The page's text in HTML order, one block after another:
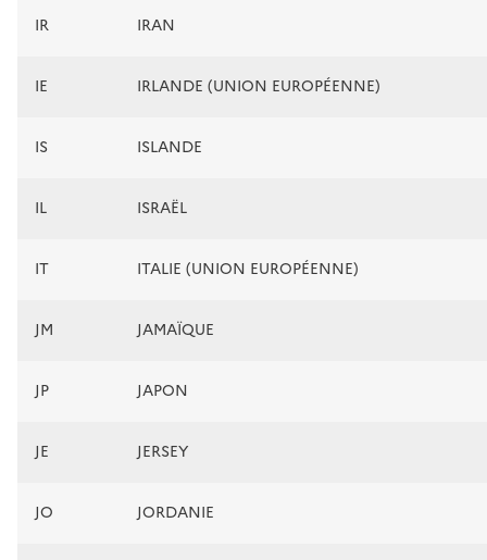
IR IRAN
IE IRLANDE (UNION EUROPÉENNE)
IS ISLANDE
IL ISRAËL
IT ITALIE (UNION EUROPÉENNE)
JM JAMAÏQUE
JP JAPON
JE JERSEY
JO JORDANIE